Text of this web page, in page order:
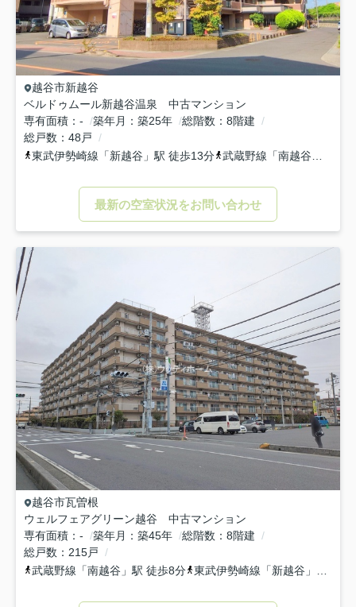
越谷市新越谷
ベルドゥムール新越谷温泉 中古マンション
専有面積
- 築年月 築25年 総階数
8階建
総戸数
48戸
東武伊勢崎線 「新越谷 」駅 徒歩13分 武蔵野線 「南越谷」駅 徒
最新の空室状況をお問い合わせ
越谷市瓦曽根
ウェルフェアグリーン越谷 中古マンション
専有面積
- 築年月 築45年 総階数
8階建
総戸数
215戸
武蔵野線 「南越谷 」駅 徒歩8分 東武伊勢崎線 「新越谷 」駅 徒歩8分